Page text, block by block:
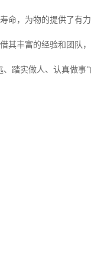
命，为物的提供了有力
其丰富的经验和团队
踏实做人、认真做